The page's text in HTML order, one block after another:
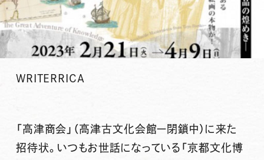
WRITER RICA
「高津商会」（高津古文化会館ー閉鎖中）に来た
招待状。いつもお世話になっている「京都文化博